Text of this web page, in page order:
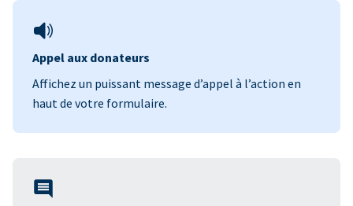
Appel aux donateurs
Affichez un puissant message d’appel à l’action en
haut de votre formulaire.